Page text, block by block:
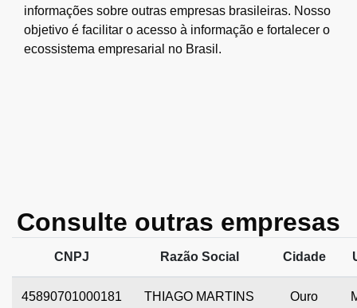
informações sobre outras empresas brasileiras. Nosso
objetivo é facilitar o acesso à informação e fortalecer o
ecossistema empresarial no Brasil.
Consulte outras empresas
CNPJ Razão Social Cidade
45890701000181
THIAGO MARTINS
Ouro